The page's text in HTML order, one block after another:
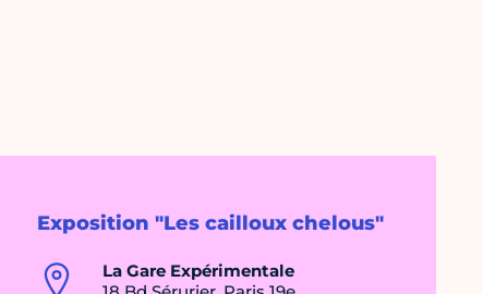
Exposition "Les cailloux chelous"
La Gare Expérimentale